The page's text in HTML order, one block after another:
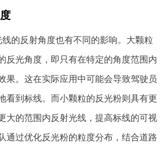
的反射角度也有不同的影响。大颗粒
反光角度，即只有在特定的角度范围内
果。这在实际应用中可能会导致驾驶员
看到标线。而小颗粒的反光粉则具有更
大的范围内反射光线，提高标线的可视
通过优化反光粉的粒度分布，结合道路